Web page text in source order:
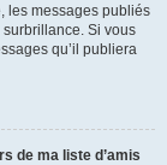
les messages publiés
Si vous
qu’il publiera
de ma liste d’amis